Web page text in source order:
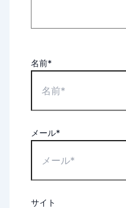
名前*
メール*
サイト